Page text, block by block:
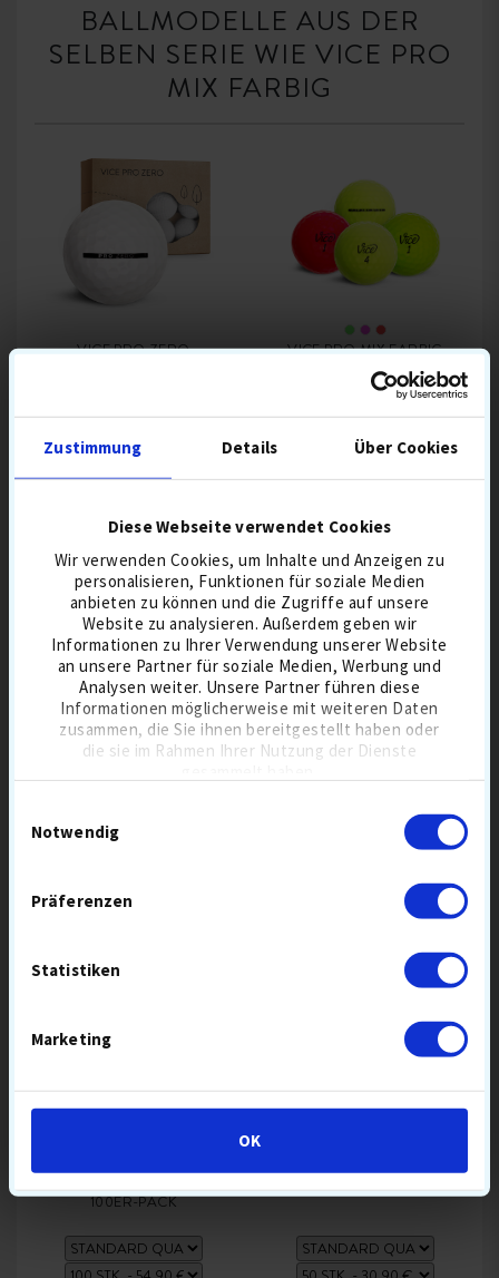
Zustimmung Details Über Cookies
Diese Webseite verwendet Cookies
Wir verwenden Cookies, um Inhalte und Anzeigen zu
personalisieren, Funktionen für soziale Medien
anbieten zu können und die Zugriffe auf unsere
Website zu analysieren. Außerdem geben wir
Informationen zu Ihrer Verwendung unserer Website
an unsere Partner für soziale Medien, Werbung und
Analysen weiter. Unsere Partner führen diese
Informationen möglicherweise mit weiteren Daten
zusammen, die Sie ihnen bereitgestellt haben oder
die sie im Rahmen Ihrer Nutzung der Dienste
Notwendig
Präferenzen
Statistiken
Marketing
OK
BALLMODELLE AUS DER
SELBEN SERIE WIE VICE PRO
MIX FARBIG
VICE PRO ZERO
25,90 €
TOURBÄLLE
KOMPRESSION HART
IN DEN WARENKORB
VICE PRO MIX FARBIG
GOLFBÄLLE
GREENSPIN HOCH
GRÜN
PINK
ROT
SCHALE URETHAN
TOURBÄLLE
KOMPRESSION
MITTEL
IN DEN WARENKORB
DERZEIT MEISTVERKAUFTE
GEMISCHTE GOLFBÄLLE
100ER-PACK
SALE
LAKEBALLS MIX